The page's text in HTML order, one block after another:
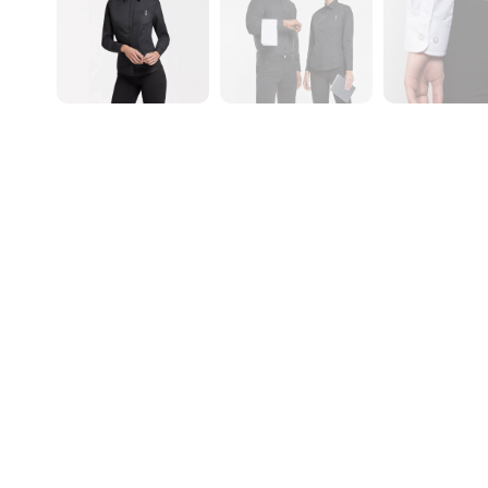
–
¿Qué
–
–